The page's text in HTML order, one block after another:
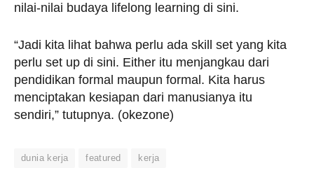
nilai-nilai budaya lifelong learning di sini.
“Jadi kita lihat bahwa perlu ada skill set yang kita
perlu set up di sini. Either itu menjangkau dari
pendidikan formal maupun formal. Kita harus
menciptakan kesiapan dari manusianya itu
sendiri,” tutupnya. (okezone)
dunia kerja featured kerja